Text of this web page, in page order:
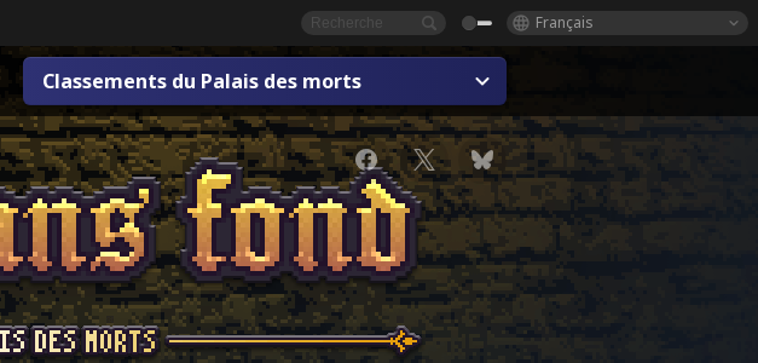
Français
Classements du Palais des morts